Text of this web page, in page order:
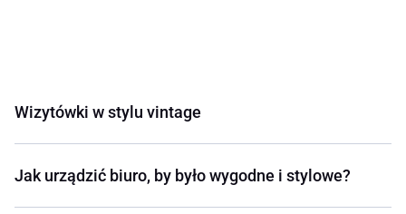
Wizytówki w stylu vintage
Jak urządzić biuro, by było wygodne i stylowe?